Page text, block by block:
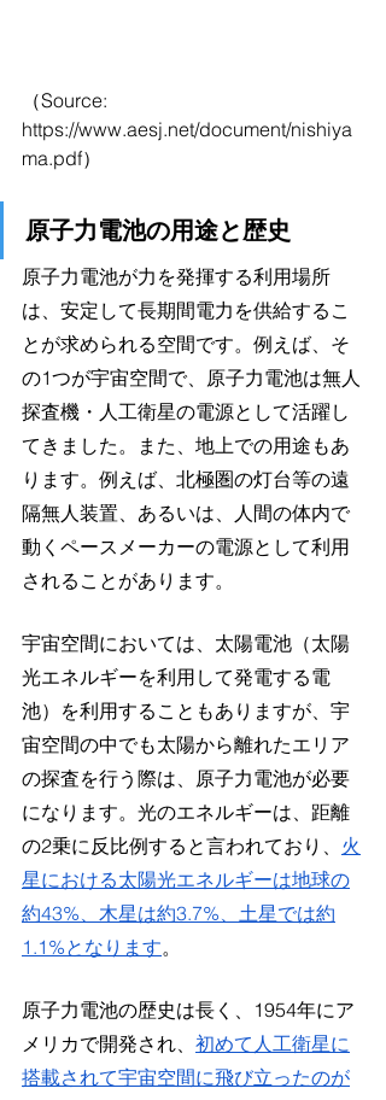
（Source:
https://www.aesj.net/document/nishiya
ma.pdf）
原子力電池の用途と歴史
原子力電池が力を発揮する利用場所
は、安定して長期間電力を供給するこ
とが求められる空間です。例えば、そ
の1つが宇宙空間で、原子力電池は無人
探査機・人工衛星の電源として活躍し
てきました。また、地上での用途もあ
ります。例えば、北極圏の灯台等の遠
隔無人装置、あるいは、人間の体内で
動くペースメーカーの電源として利用
されることがあります。
宇宙空間においては、太陽電池（太陽
光エネルギーを利用して発電する電
池）を利用することもありますが、宇
宙空間の中でも太陽から離れたエリア
の探査を行う際は、原子力電池が必要
になります。光のエネルギーは、距離
の2乗に反比例すると言われており、 火
星における太陽光エネルギーは地球の
約43% 、木星は約3.7%、土星では約
1.1%となります。
原子力電池の歴史は長く、1954年にア
メリカで開発され、 初めて人工衛星に
搭載されて宇宙空間に飛び立ったのが